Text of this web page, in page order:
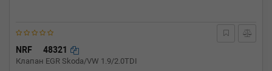
NRF 48321
Клапан EGR Skoda/VW 1.9/2.0TDI